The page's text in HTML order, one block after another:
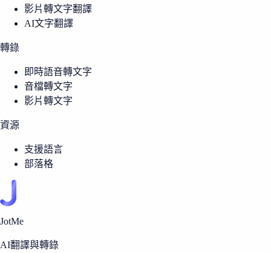
影片轉文字翻譯
AI文字翻譯
轉錄
即時語音轉文字
音檔轉文字
影片轉文字
資源
支援語言
部落格
JotMe
AI翻譯與轉錄